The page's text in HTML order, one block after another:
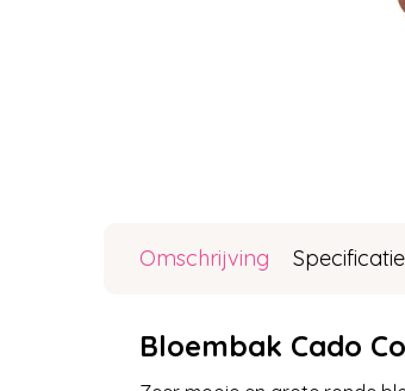
Omschrijving
Bloembak Cado